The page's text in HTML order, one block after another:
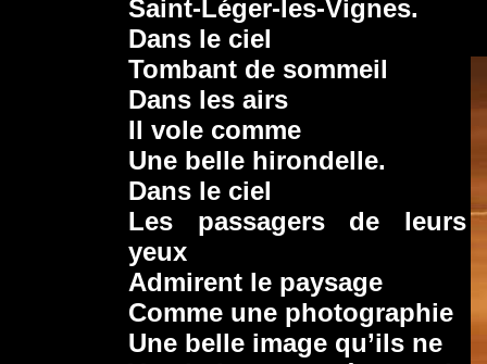
Saint-Léger-les-Vignes.
Dans le ciel
Tombant de sommeil
Dans les airs
Il vole comme
Une belle hirondelle.
Dans le ciel
Les passagers de leurs
yeux
Admirent le paysage
Comme une photographie
Une belle image qu’ils ne